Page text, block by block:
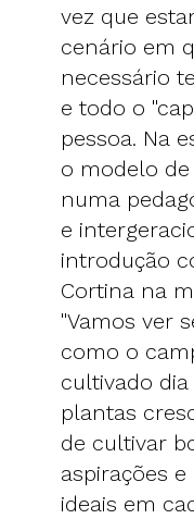
vez que
cenário em
necessário
e todo o
pessoa. Na
o modelo de
numa
e
introdução
Cortina na
"Vamos ver
como o
cultivado
plantas
de cultivar
aspirações
ideais em